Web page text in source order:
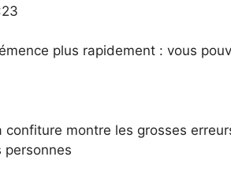
plus rapidement : vous
confiture montre les grosses
personnes